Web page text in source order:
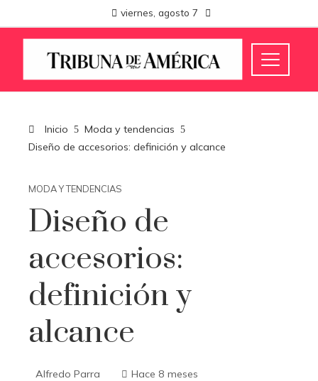
viernes, agosto 7
Inicio
Moda y tendencias
Diseño de accesorios: definición y alcance
MODA Y TENDENCIAS
Diseño de
accesorios:
definición y
alcance
Alfredo Parra
Hace 8 meses